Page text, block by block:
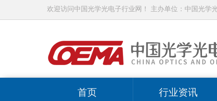
欢迎访问中国光学光电子行业网！ 主办单位：中国光学
首页 行业资讯